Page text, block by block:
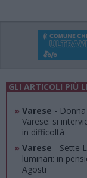
GLI ARTICOLI PIÙ
» Varese -
Varese: si
in difficoltà
» Varese - Sette
luminari: in
Agosti